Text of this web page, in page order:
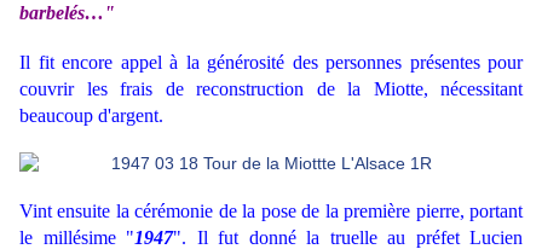
barbelés…"
Il fit encore appel à la générosité des personnes présentes pour
couvrir les frais de reconstruction de la Miotte, nécessitant
beaucoup d'argent.
Vint ensuite la cérémonie de la pose de la première pierre, portant
le millésime "1947". Il fut donné la truelle au préfet Lucien